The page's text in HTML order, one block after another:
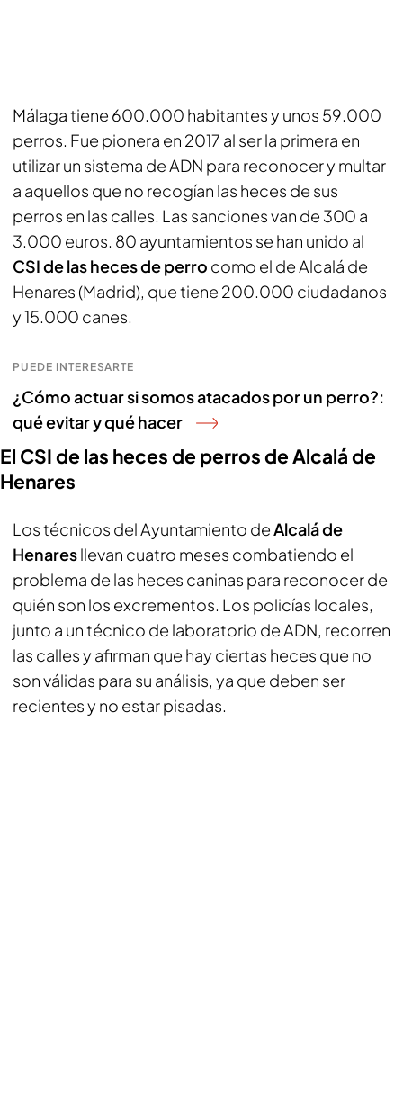
Málaga tiene 600.000 habitantes y unos 59.000
perros. Fue pionera en 2017 al ser la primera en
utilizar un sistema de ADN para reconocer y multar
a aquellos que no recogían las heces de sus
perros en las calles. Las sanciones van de 300 a
3.000 euros. 80 ayuntamientos se han unido al
CSI de las heces de perro como el de Alcalá de
Henares (Madrid), que tiene 200.000 ciudadanos
y 15.000 canes.
PUEDE INTERESARTE
¿Cómo actuar si somos atacados por un perro?:
qué evitar y qué hacer
El CSI de las heces de perros de Alcalá de
Henares
Los técnicos del Ayuntamiento deAlcalá de
Henaresllevan cuatro meses combatiendo el
problema de las heces caninas para reconocer de
quién son los excrementos. Los policías locales,
junto a un técnico de laboratorio de ADN, recorren
las calles y afirman que hay ciertas heces que no
son válidas para su análisis, ya que deben ser
recientes y no estar pisadas.